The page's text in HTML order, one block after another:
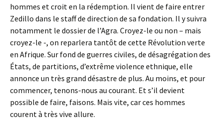
hommes et croit en la rédemption. Il vient de faire entrer
Zedillo dans le staff de direction de sa fondation. Il y suivra
notamment le dossier de l’Agra. Croyez-le ou non – mais
croyez-le -, on reparlera tantôt de cette Révolution verte
en Afrique. Sur fond de guerres civiles, de désagrégation des
États, de partitions, d’extrême violence ethnique, elle
annonce un très grand désastre de plus. Au moins, et pour
commencer, tenons-nous au courant. Et s’il devient
possible de faire, faisons. Mais vite, car ces hommes
courent à très vive allure.